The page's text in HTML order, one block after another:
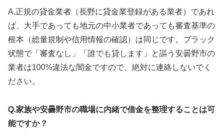
A.正規の貸金業者（長野に貸金業登録がある業者）であれ
ば、大手であっても地元の中小業者であっても審査基準の
根本（総量規制や信用情報の確認）は同じです。ブラック
状態で「審査なし」「誰でも貸します」と謳う安曇野市の
業者は100%違法な闇金ですので、絶対に連絡しないでく
ださい。
Q.家族や安曇野市の職場に内緒で借金を整理することは可
能ですか？